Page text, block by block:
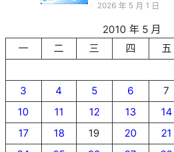
2026 年 5 月 1 日
2010 年 5 月
一
二 三 四 五
3
4 5 6 7
10
11 12 13 14
17
18 19 20 21